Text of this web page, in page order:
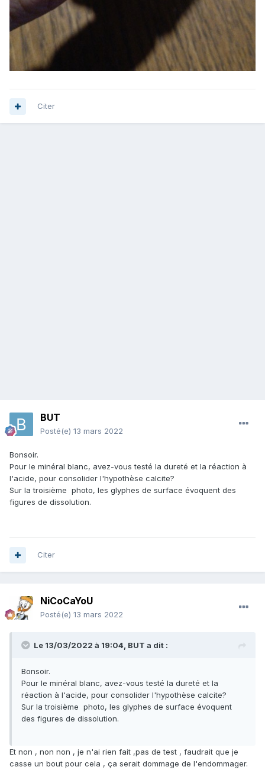
Citer
BUT
Posté(e) 13 mars 2022
Bonsoir.
Pour le minéral blanc, avez-vous testé la dureté et la réaction à
l'acide, pour consolider l'hypothèse calcite?
Sur la troisième photo, les glyphes de surface évoquent des
figures de dissolution.
Citer
NiCoCaYoU
Posté(e) 13 mars 2022
Le 13/03/2022 à 19:04, BUT a dit :
Bonsoir.
Pour le minéral blanc, avez-vous testé la dureté et la
réaction à l'acide, pour consolider l'hypothèse calcite?
Sur la troisième photo, les glyphes de surface évoquent
des figures de dissolution.
Et non , non non , je n'ai rien fait ,pas de test , faudrait que je
casse un bout pour cela , ça serait dommage de l'endommager.